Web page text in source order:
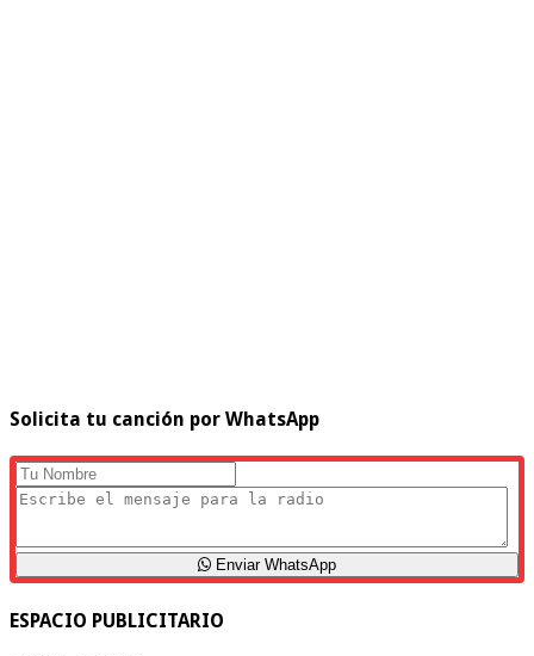
Solicita tu canción por WhatsApp
Enviar WhatsApp
ESPACIO PUBLICITARIO